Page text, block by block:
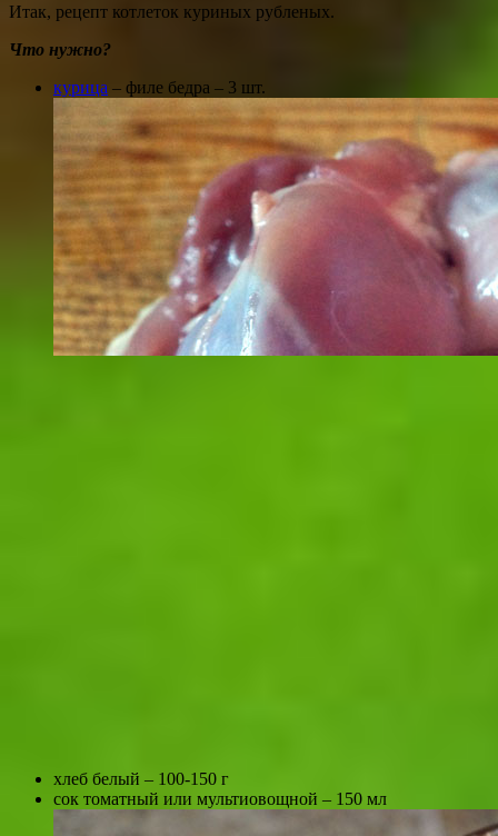
Итак, рецепт котлеток куриных рубленых.
Что нужно?
курица – филе бедра – 3 шт.
хлеб белый – 100-150 г
сок томатный или мультиовощной – 150 мл